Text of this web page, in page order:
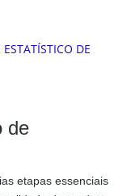
de
etapas essenciais